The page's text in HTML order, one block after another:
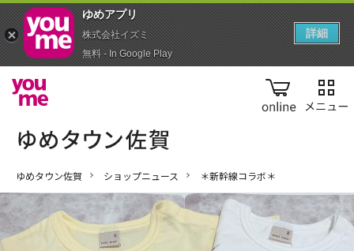
online
ゆめタウン佐賀 ショップニュース ＊新幹線コラボ＊
ゆめアプ‪リ‬
株式会社イズミ
無料 - In Google Play
詳細